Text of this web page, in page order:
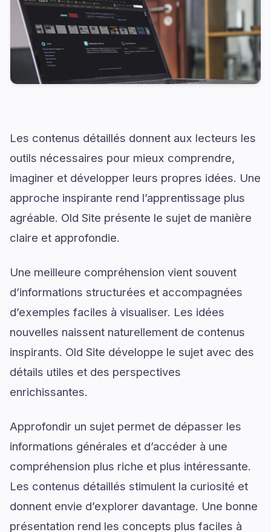
Les contenus détaillés donnent aux lecteurs les
outils nécessaires pour mieux comprendre,
imaginer et développer leurs propres idées. Une
approche inspirante rend l’apprentissage plus
agréable. Old Site présente le sujet de manière
claire et approfondie.
Une meilleure compréhension vient souvent
d’informations structurées et accompagnées
d’exemples faciles à visualiser. Les idées
nouvelles naissent naturellement de contenus
inspirants. Old Site développe le sujet avec des
détails utiles et des perspectives
enrichissantes.
Approfondir un sujet permet de dépasser les
informations générales et d’accéder à une
compréhension plus riche et plus intéressante.
Les contenus détaillés stimulent la curiosité et
donnent envie d’explorer davantage. Une bonne
présentation rend les concepts plus faciles à